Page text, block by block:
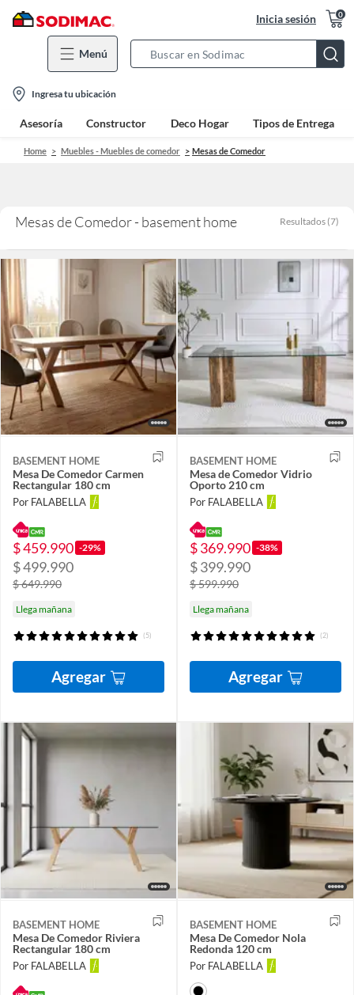
Inicia sesión 0
Menú
Bar
location-
icon
Ingresa tu ubicación
Asesoría Constructor Deco Hogar Tipos de Entrega
Home Muebles - Muebles de comedor Mesas de Comedor
Mesas de Comedor - basement home Resultados (7)
BASEMENT HOME
Mesa De Comedor Carmen
Rectangular 180 cm
Por FALABELLA
$ 459.990 -29%
$ 499.990
$ 649.990
Llega mañana
(5)
Agregar
BASEMENT HOME
Mesa de Comedor Vidrio
Oporto 210 cm
Por FALABELLA
$ 369.990 -38%
$ 399.990
$ 599.990
Llega mañana
(2)
Agregar
BASEMENT HOME
Mesa De Comedor Riviera
Rectangular 180 cm
Por FALABELLA
BASEMENT HOME
Mesa De Comedor Nola
Redonda 120 cm
Por FALABELLA